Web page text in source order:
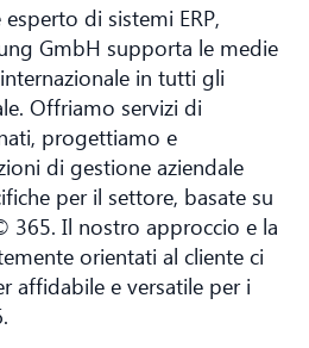
di sistemi ERP,
GmbH supporta le medie
in tutti gli
Offriamo servizi di
progettiamo e
di gestione aziendale
per il settore, basate su
365. Il nostro approccio e la
orientati al cliente ci
affidabile e versatile per i